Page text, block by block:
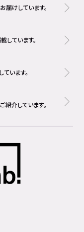
けしています。
しています。
います。
介しています。